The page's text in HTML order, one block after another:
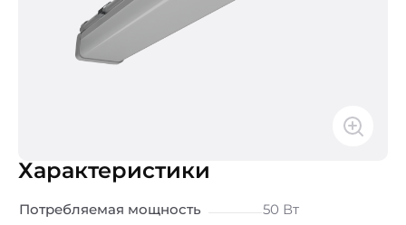
Характеристики
Потребляемая мощность
50 Вт